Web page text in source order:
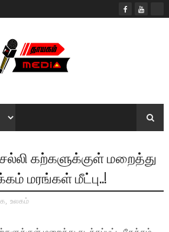
கற்களுக்குள் மறைத்து
மரங்கள் மீட்பு..!
, உலகம்